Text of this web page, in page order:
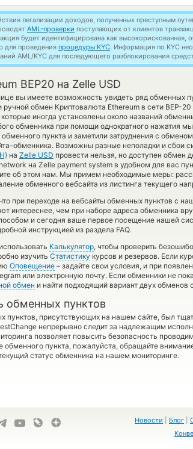
легализации доходов, полученных преступным
AML-проверки поступающих от клиентов
будет идентифицирована как
для проведения процедуры KYC. Информация по KYC
AML/KYC для последующего разблокирования
BEP20 на Zelle USD
вы имеете возможность увидеть ряд обменных
ручной обмен Криптовалюта Ethereum в сети BEP-20
иногда установлены около названий
обменника при помощи однократного нажатия
пункта и заметили затруднения с
обменника. Возможны разные неполадки и сбои
на Zelle USD провести нельзя, но доступен обмен
на Zelle payment system в удобном для вас
об этом нам. Мы примем необходимые меры:
обменного вебсайта из листинга текущего
при переходе на вебсайты обменных пунктов с
интереснее, чем при наборе адреса обменника
и сегодня ваше первое посещение нашей
инструкцией из раздела FAQ.
Калькулятор, чтобы проверить
изучить Статистику курсов и резервов. Если
Оповещение – задайте свои условия, и при
или электронную почту. Если обменники не
обмен и найти подходящий вариант двух
обменных пунктов
пунктов, присутствующих на нашем сайте, был
непрерывно следит за надлежащим
позволяет повысить безопасность
обменного пункта, пожалуйста, обращайте
статус обменника на нашем мониторинге.
Новости Блог